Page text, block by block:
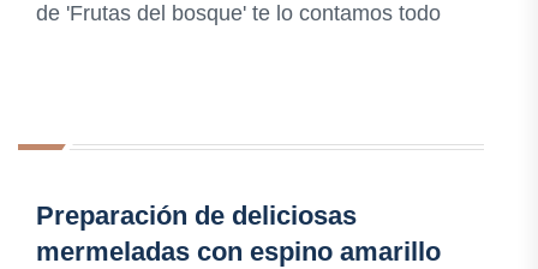
de 'Frutas del bosque' te lo contamos todo
Preparación de deliciosas
mermeladas con espino amarillo